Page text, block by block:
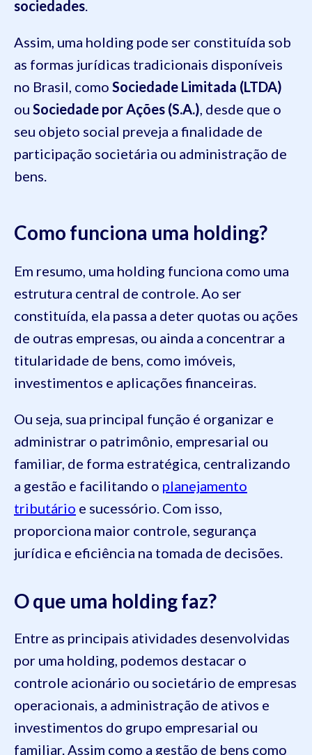
sociedades
Assim, uma holding pode ser constituída sob
as formas jurídicas tradicionais disponíveis
no Brasil, como Sociedade Limitada (LTDA)
ou Sociedade por Ações (S.A.) , desde que o
seu objeto social preveja a finalidade de
participação societária ou administração de
bens.
Como funciona uma holding?
Em resumo, uma holding funciona como uma
estrutura central de controle. Ao ser
constituída, ela passa a deter quotas ou ações
de outras empresas, ou ainda a concentrar a
titularidade de bens, como imóveis,
investimentos e aplicações financeiras.
Ou seja, sua principal função é organizar e
administrar o patrimônio, empresarial ou
familiar, de forma estratégica, centralizando
a gestão e facilitando o planejamento
tributário e sucessório. Com isso,
proporciona maior controle, segurança
jurídica e eficiência na tomada de decisões.
O que uma holding faz?
Entre as principais atividades desenvolvidas
por uma holding, podemos destacar o
controle acionário ou societário de empresas
operacionais, a administração de ativos e
investimentos do grupo empresarial ou
familiar. Assim como a gestão de bens como